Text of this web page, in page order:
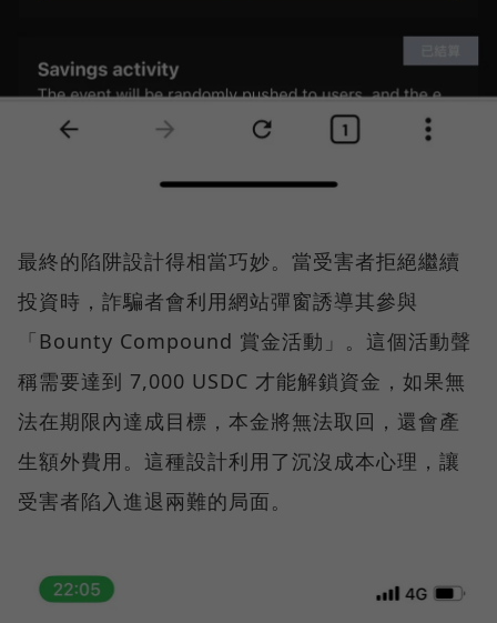
最終的陷阱設計得相當巧妙。當受害者拒絕繼續
投資時，詐騙者會利用網站彈窗誘導其參與
「Bounty Compound 賞金活動」。這個活動聲
稱需要達到 7,000 USDC 才能解鎖資金，如果無
法在期限內達成目標，本金將無法取回，還會產
生額外費用。這種設計利用了沉沒成本心理，讓
受害者陷入進退兩難的局面。